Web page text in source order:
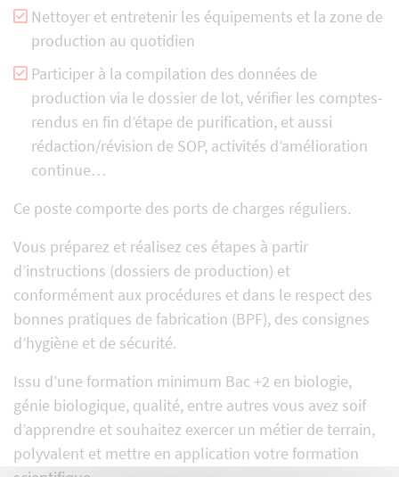
Nettoyer et entretenir les équipements et la zone de
production au quotidien
Participer à la compilation des données de
production via le dossier de lot, vérifier les comptes-
rendus en fin d’étape de purification, et aussi
rédaction/révision de SOP, activités d’amélioration
continue…
Ce poste comporte des ports de charges réguliers.
Vous préparez et réalisez ces étapes à partir
d’instructions (dossiers de production) et
conformément aux procédures et dans le respect des
bonnes pratiques de fabrication (BPF), des consignes
d’hygiène et de sécurité.
Issu d’une formation minimum Bac +2 en biologie,
génie biologique, qualité, entre autres vous avez soif
d’apprendre et souhaitez exercer un métier de terrain,
polyvalent et mettre en application votre formation